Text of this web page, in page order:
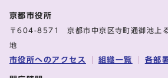
京都市役所
〒604-8571 京都市中京区寺町通御池上
地
市役所へのアクセス 組織一覧 各部